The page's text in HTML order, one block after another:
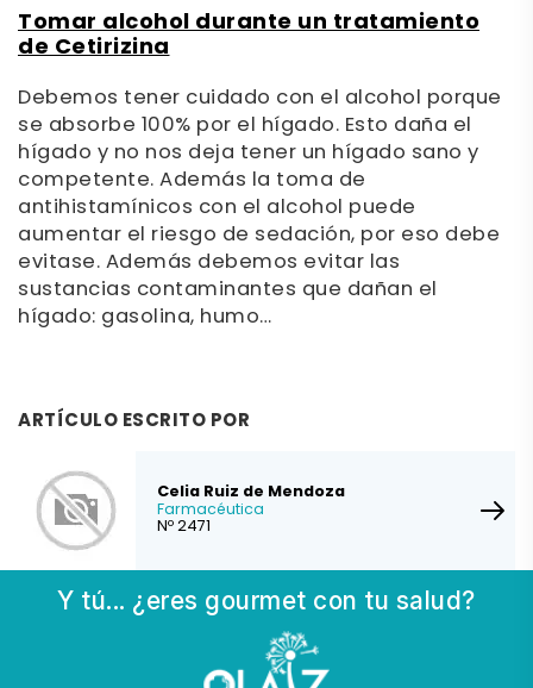
Tomar alcohol durante un tratamiento
de Cetirizina
Debemos tener cuidado con el alcohol porque
se absorbe 100% por el hígado. Esto daña el
hígado y no nos deja tener un hígado sano y
competente. Además la toma de
antihistamínicos con el alcohol puede
aumentar el riesgo de sedación, por eso debe
evitase. Además debemos evitar las
sustancias contaminantes que dañan el
hígado: gasolina, humo…
ARTÍCULO ESCRITO POR
Celia Ruiz de Mendoza
Farmacéutica
Nº 2471
Y tú... ¿eres gourmet con tu salud?